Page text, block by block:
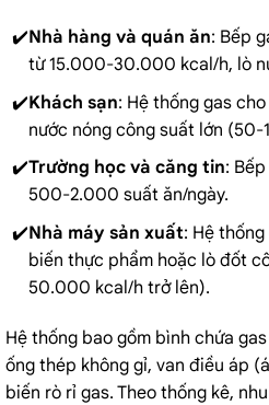
Nhà hàng và quán ăn: Bếp
từ 15.000-30.000 kcal/h, lò
Khách sạn: Hệ thống gas
nước nóng công suất lớn
Trường học và căng tin:
500-2.000 suất ăn/ngày.
Nhà máy sản xuất: Hệ
biến thực phẩm hoặc lò đốt
50.000 kcal/h trở lên).
Hệ thống bao gồm bình chứa
ống thép không gỉ, van điều áp
biến rò rỉ gas. Theo thống kê,